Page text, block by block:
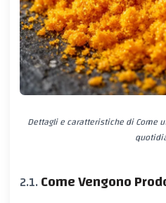
Dettagli e caratteristiche di Come
Come Vengono